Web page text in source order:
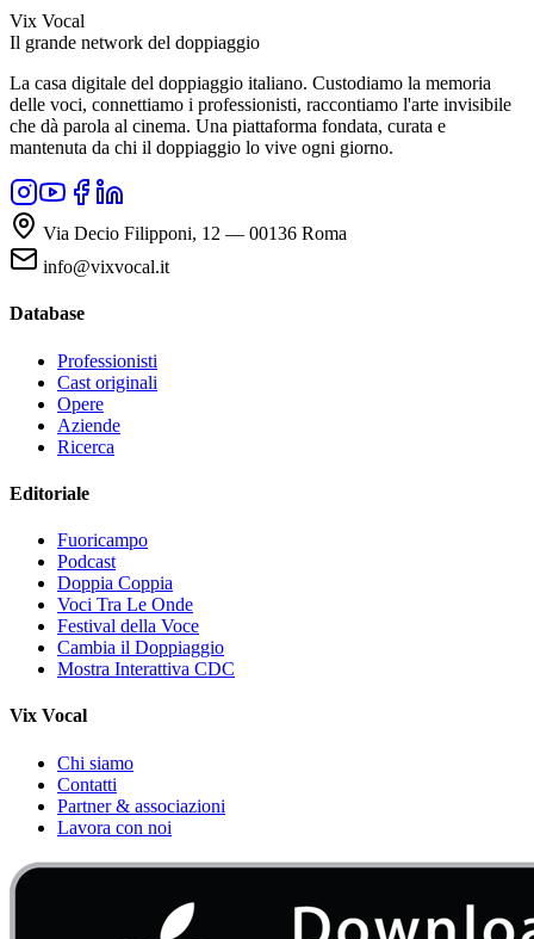
Vix Vocal
Il grande network del doppiaggio
La casa digitale del doppiaggio italiano. Custodiamo la memoria
delle voci, connettiamo i professionisti, raccontiamo l'arte invisibile
che dà parola al cinema. Una piattaforma fondata, curata e
mantenuta da chi il doppiaggio lo vive ogni giorno.
Via Decio Filipponi, 12 — 00136 Roma
info@vixvocal.it
Database
Professionisti
Cast originali
Opere
Aziende
Ricerca
Editoriale
Fuoricampo
Podcast
Doppia Coppia
Voci Tra Le Onde
Festival della Voce
Cambia il Doppiaggio
Mostra Interattiva CDC
Vix Vocal
Chi siamo
Contatti
Partner & associazioni
Lavora con noi